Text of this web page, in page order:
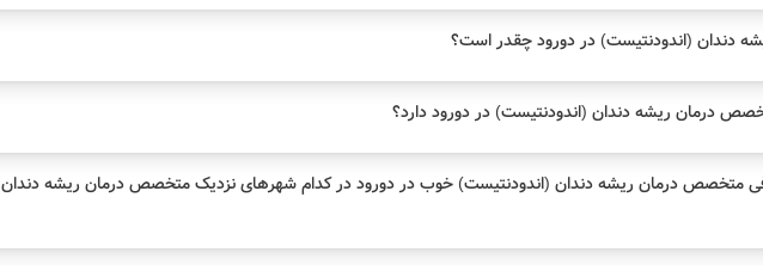
دندان (اندودنتیست) در دورود چقدر است؟
درمان ریشه دندان (اندودنتیست) در دورود دارد؟
متخصص درمان ریشه دندان (اندودنتیست) خوب در دورود در کدام شهرهای نزدیک متخصص درمان ریشه دندان